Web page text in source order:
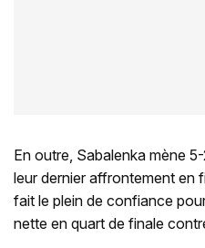
En outre, Sabalenka mène
leur dernier affrontement en
fait le plein de confiance
nette en quart de finale